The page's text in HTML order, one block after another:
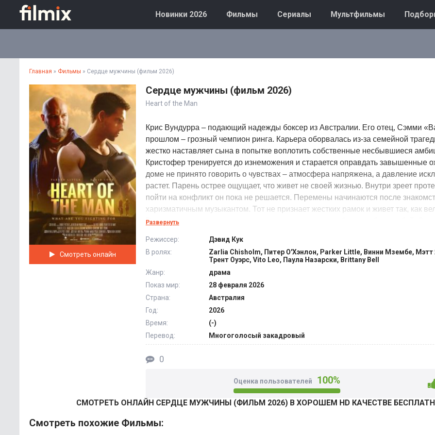
Новинки 2026 Фильмы Сериалы Мультфильмы
Главная » Фильмы » Сердце мужчины (фильм 2026)
Смотреть онлайн
Сердце мужчины (фильм 2026)
Heart of the Man
Крис Вундурра – подающий надежды боксер из Австралии. Его отец, Сэмми
прошлом – грозный чемпион ринга. Карьера оборвалась из-за семейной
жестко наставляет сына в попытке воплотить собственные несбывшиеся
Кристофер тренируется до изнеможения и старается оправдать завышенные
доме не принято говорить о чувствах – атмосфера напряжена, а давление
растет. Парень острее ощущает, что живет не своей жизнью. Внутри зреет
пойти на конфликт он пока не решается. Перемены начинаются после
харизматичным музыкантом. Тот не признает жестких рамок и живет так, как
Рядом с новым другом юноша впервые может расслабиться и быть собой. Они
что, если рискнуть и выбрать свой путь? Предстоящий ключевой бой ставит
окончательно подчиниться чужой воле или сделать шаг к свободе. @Filmix.fan
Развернуть
Режиссер:
Дэвид Кук
В ролях:
Zarlia Chisholm, Питер О'Хэнлон, Parker Little, Винни Мзембе, Мэтт
Трент Оуэрс, Vito Leo, Паула Назарски, Brittany Bell
Жанр:
драма
Показ мир:
28 февраля 2026
Страна:
Австралия
Год:
2026
Время:
(-)
Перевод:
Многоголосый закадровый
0
Оценка пользователей 100%
СМОТРEТЬ ОНЛАЙН СЕРДЦЕ МУЖЧИНЫ (ФИЛЬМ 2026) В ХОРОШЕМ HD КАЧЕСТВЕ
Смотреть похожие Фильмы: